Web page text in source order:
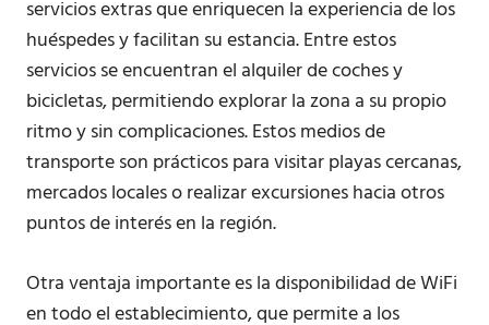
servicios extras que enriquecen la experiencia de los
huéspedes y facilitan su estancia. Entre estos
servicios se encuentran el alquiler de coches y
bicicletas, permitiendo explorar la zona a su propio
ritmo y sin complicaciones. Estos medios de
transporte son prácticos para visitar playas cercanas,
mercados locales o realizar excursiones hacia otros
puntos de interés en la región.
Otra ventaja importante es la disponibilidad de WiFi
en todo el establecimiento, que permite a los